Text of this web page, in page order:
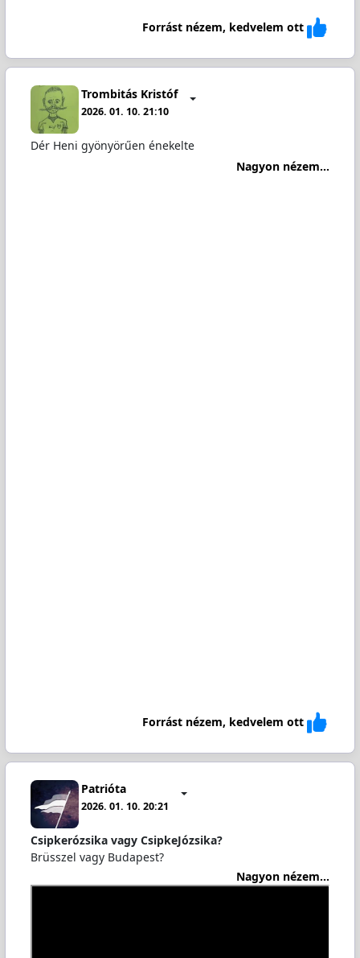
Forrást nézem, kedvelem ott
Trombitás Kristóf
2026. 01. 10. 21:10
Dér Heni gyönyörűen énekelte
Nagyon nézem...
Forrást nézem, kedvelem ott
Patrióta
2026. 01. 10. 20:21
Csipkerózsika vagy CsipkeJózsika?
Brüsszel vagy Budapest?
Nagyon nézem...